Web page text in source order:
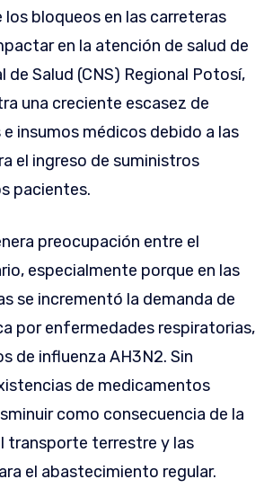
bloqueos en las carreteras
en la atención de salud de
de Salud (CNS) Regional Potosí,
una creciente escasez de
insumos médicos debido a las
el ingreso de suministros
pacientes.
preocupación entre el
especialmente porque en las
se incrementó la demanda de
por enfermedades respiratorias,
de influenza AH3N2. Sin
de medicamentos
como consecuencia de la
transporte terrestre y las
el abastecimiento regular.